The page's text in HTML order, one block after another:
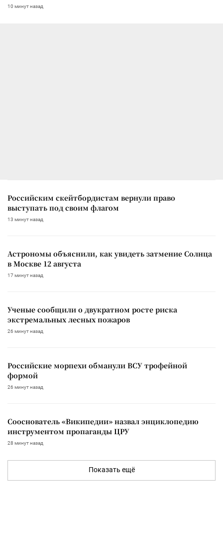
10 минут назад
Российским скейтбордистам вернули право
выступать под своим флагом
13 минут назад
Астрономы объяснили, как увидеть затмение Солнца
в Москве 12 августа
17 минут назад
Ученые сообщили о двукратном росте риска
экстремальных лесных пожаров
26 минут назад
Российские морпехи обманули ВСУ трофейной
формой
26 минут назад
Сооснователь «Википедии» назвал энциклопедию
инструментом пропаганды ЦРУ
28 минут назад
Показать ещё